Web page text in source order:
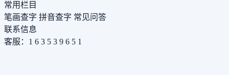
常用栏目
笔画查字 拼音查字 常见问答
联系信息
客服：1 6 3 5 3 9 6 5 1